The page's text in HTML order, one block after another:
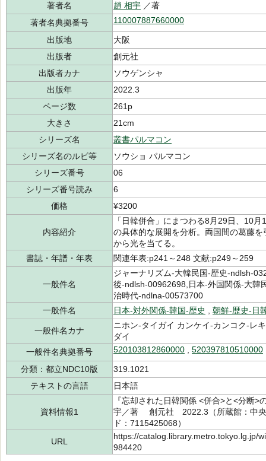
著者名
趙 相宇 ／著
著者名典拠番号
110007887660000
出版地
大阪
出版者
創元社
出版者カナ
ソウゲンシャ
出版年
2022.3
ページ数
261p
大きさ
21cm
シリーズ名
叢書パルマコン
シリーズ名のルビ等
ソウショ パルマコン
シリーズ番号
06
シリーズ番号読み
6
価格
¥3200
内容紹介
「日韓併合」にまつわる8月29日、10
の具体的な展開を分析。両国間の葛藤
から光を当てる。
書誌・年譜・年表
関連年表:p241～248 文献:p249～259
一般件名
ジャーナリズム-大韓民国-歴史-ndlsh-
後-ndlsh-00962698,日本-外国関係-大韓
治時代-ndlna-00573700
一般件名
日本-対外関係-韓国-歴史 朝鮮-歴史-日
一般件名カナ
ニホン-タイガイ カンケイ-カンコク-レ
ダイ
一般件名典拠番号
520103812860000 520397810510000
分類：都立NDC10版
319.1021
テキストの言語
日本語
資料情報1
『忘却された日韓関係 <併合>と<分断
宇／著 創元社 2022.3（所蔵館：中
ド：7115425068）
URL
https://catalog.library.metro.tokyo.lg.jp/
984420